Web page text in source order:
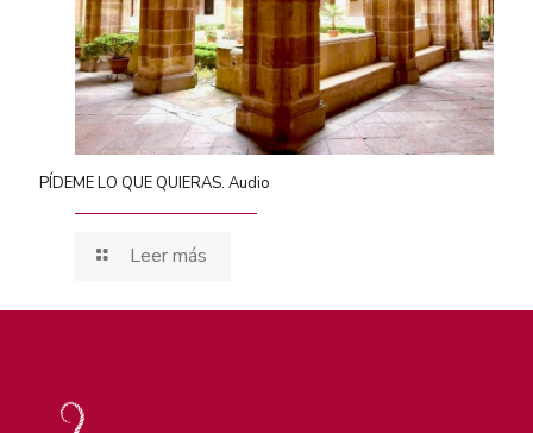
PÍDEME LO QUE QUIERAS. Audio
Leer más